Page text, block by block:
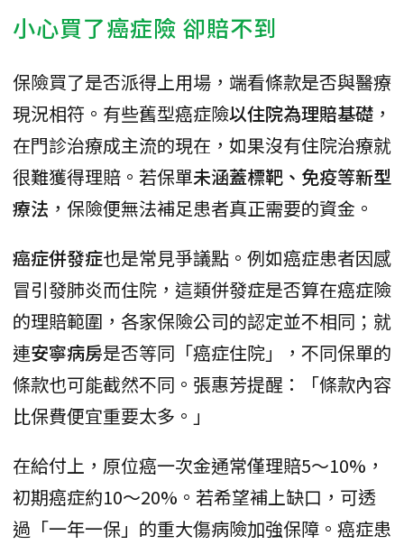
小心買了癌症險 卻賠不到
保險買了是否派得上用場，端看條款是否與醫療
現況相符。有些舊型癌症險以住院為理賠基礎 ，
在門診治療成主流的現在，如果沒有住院治療就
很難獲得理賠。若保單未涵蓋標靶、免疫等新型
療法 ，保險便無法補足患者真正需要的資金。
癌症併發症也是常見爭議點。例如癌症患者因感
冒引發肺炎而住院，這類併發症是否算在癌症險
的理賠範圍，各家保險公司的認定並不相同；就
連安寧病房是否等同「癌症住院」，不同保單的
條款也可能截然不同。張惠芳提醒：「條款內容
比保費便宜重要太多。」
在給付上，原位癌一次金通常僅理賠5～10%，
初期癌症約10～20%。若希望補上缺口，可透
過「一年一保」的重大傷病險加強保障。癌症患